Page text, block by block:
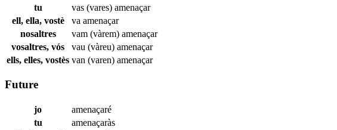
tu
vas (vares) amenaçar
ell, ella, vostè
va amenaçar
nosaltres
vam (vàrem) amenaçar
vosaltres, vós
vau (vàreu) amenaçar
ells, elles, vostès van (varen) amenaçar
Future
jo
amenaçaré
tu
amenaçaràs